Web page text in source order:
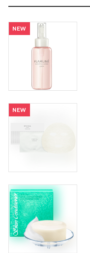
NEW
NEW